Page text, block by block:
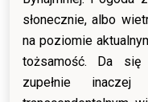
słonecznie, albo
na poziomie
tożsamość. Da
zupełnie